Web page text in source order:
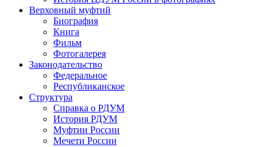
Верховный муфтий
Биография
Книга
Фильм
Фотогалерея
Законодательство
Федеральное
Республиканское
Структура
Справка о РДУМ
История РДУМ
Муфтии России
Мечети России